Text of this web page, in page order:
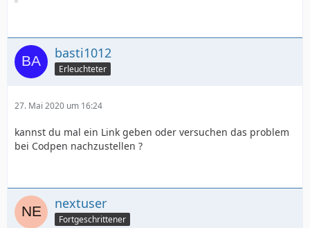
basti1012
Erleuchteter
27. Mai 2020 um 16:24
kannst du mal ein Link geben oder versuchen das problem
bei Codpen nachzustellen ?
nextuser
Fortgeschrittener